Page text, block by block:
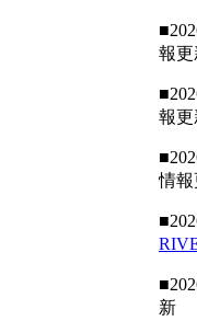
報更
報更
情
新